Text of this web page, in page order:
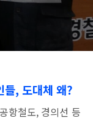
들, 도대체 왜?
항철도, 경의선 등